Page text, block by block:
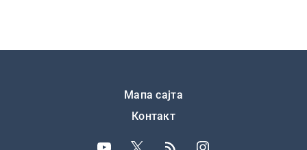
Мапа сајта
Контакт